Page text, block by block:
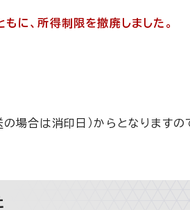
に、所得制限を撤廃しました。
合は消印日）からとなりますの